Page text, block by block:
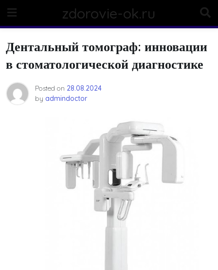
content
zdorovie-ok.ru
Дентальный томограф: инновации
в стоматологической диагностике
Posted on 28.08.2024
by admindoctor